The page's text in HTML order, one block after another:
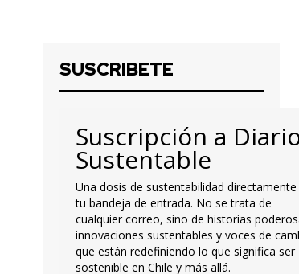
SUSCRIBETE
Suscripción a
Sustentable
Una dosis de sustentabilidad
tu bandeja de entrada. No se trata de
cualquier correo, sino de historias
innovaciones sustentables y voces de
que están redefiniendo lo que significa ser
sostenible en Chile y más allá.